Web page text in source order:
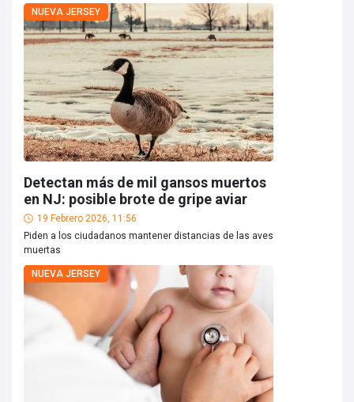
NUEVA JERSEY
Detectan más de mil gansos muertos
en NJ: posible brote de gripe aviar
19 Febrero 2026, 11:56
Piden a los ciudadanos mantener distancias de las aves
muertas
NUEVA JERSEY